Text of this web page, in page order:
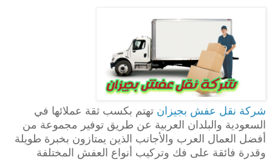
شركة نقل عفش بجيزان تهتم بكسب ثقة عملائها في
السعودية والبلدان العربية عن طريق توفير مجموعة من
أفضل العمال العرب والأجانب الذين يمتازون بخبرة طويلة
وقدرة فائقة على فك وتركيب أنواع العفش المختلفة